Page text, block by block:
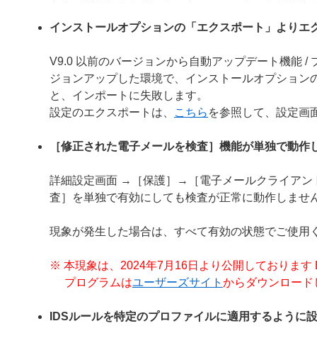
インストールオプションの「エクスポート」より
V9.0 以前のバージョンから自動アップデート機能 /
ジョンアップした環境で、インストールオプショ
と、インポートに失敗します。
設定のエクスポートは、
こちら を参照して、設定画
［修正された電子メールを検査］機能が単独で動作
詳細設定画面 →［保護］→［電子メールクライア
査］を単独で有効にしても検査が正常に動作しませ
現象が発生した場合は、すべて有効の状態でご使用
※ 本現象は、2024年7月16日より公開しておりま
プログラムはユーザーズサイト からダウンロー
IDSルールを特定のプロファイルに適用するよう